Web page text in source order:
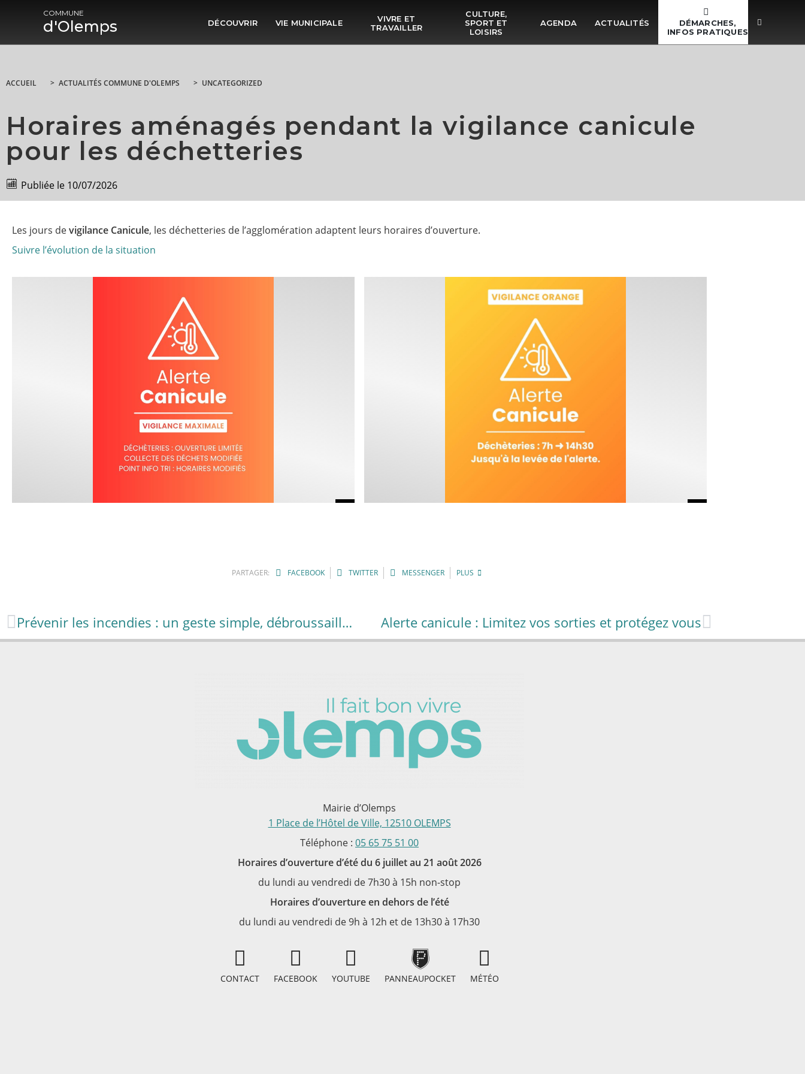
COMMUNE
d'Olemps DÉCOUVRIR VIE MUNICIPALE
VIVRE ET
TRAVAILLER
CULTURE,
SPORT ET
LOISIRS
AGENDA ACTUALITÉS
DÉMARCHES,
INFOS PRATIQUES
ACCUEIL > ACTUALITÉS COMMUNE D'OLEMPS > UNCATEGORIZED
Horaires aménagés pendant la vigilance canicule
pour les déchetteries
Publiée le 10/07/2026
Les jours devigilance Canicule, les déchetteries de l’agglomération adaptent leurs horaires d’ouverture.
Suivre l’évolution de la situation
PARTAGER: FACEBOOK TWITTER MESSENGER PLUS
Prévenir les incendies : un geste simple, débroussailler sa parcelle Alerte canicule : Limitez vos sorties et protégez vous
Mairie d’Olemps
1 Place de l’Hôtel de Ville, 12510 OLEMPS
Téléphone : 05 65 75 51 00
Horaires d’ouverture d’été du 6 juillet au 21 août 2026
du lundi au vendredi de 7h30 à 15h non-stop
Horaires d’ouverture en dehors de l’été
du lundi au vendredi de 9h à 12h et de 13h30 à 17h30
CONTACT FACEBOOK YOUTUBE PANNEAUPOCKET MÉTÉO